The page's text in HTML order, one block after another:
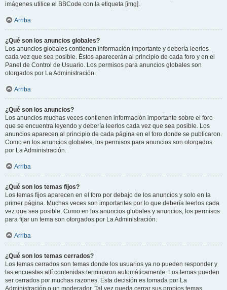
imágenes utilice el BBCode con la etiqueta [img].
Arriba
¿Qué son los anuncios globales?
Los anuncios globales contienen información importante y debería leerlos
cada vez que sea posible. Éstos aparecerán al principio de cada foro y en el
Panel de Control de Usuario. Los permisos para anuncios globales son
otorgados por La Administración.
Arriba
¿Qué son los anuncios?
Los anuncios muchas veces contienen información importante sobre el foro
que se encuentra leyendo y debería leerlos cada vez que sea posible. Los
anuncios aparecen al principio de cada página en el foro donde se publicaron.
Como en los anuncios globales, los permisos para anuncios son otorgados
por La Administración.
Arriba
¿Qué son los temas fijos?
Los temas fijos aparecen en el foro por debajo de los anuncios y solo en la
primer página. Muchas veces son importantes por lo que debería leerlos cada
vez que sea posible. Como en los anuncios globales y anuncios, los permisos
para fijar un tema son otorgados por La Administración.
Arriba
¿Qué son los temas cerrados?
Los temas cerrados son temas donde los usuarios ya no pueden responder y
las encuestas allí contenidas terminaron automáticamente. Los temas pueden
ser cerrados por muchas razones. Esta decisión es tomada por La
Administración o un moderador. Tal vez pueda cerrar sus propios temas